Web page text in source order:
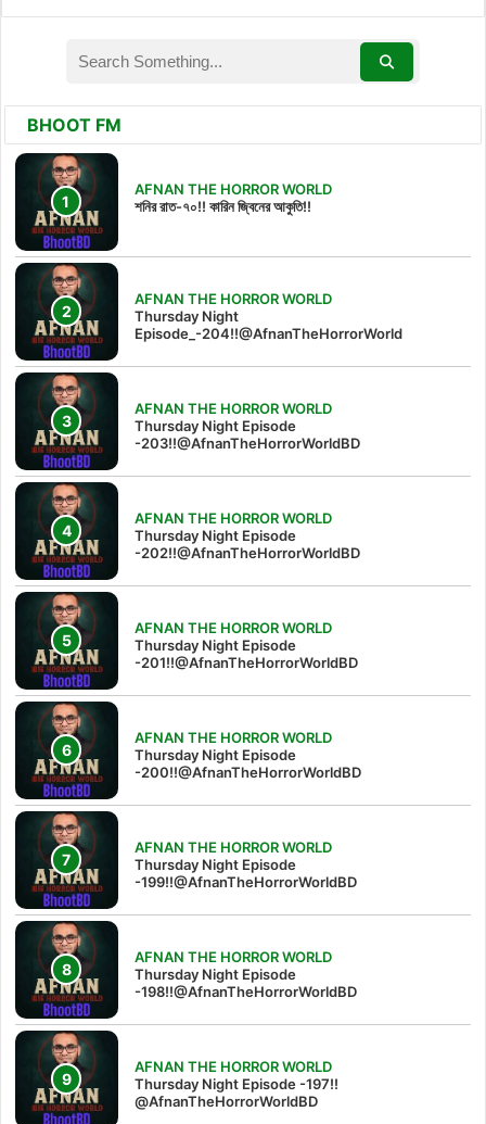
BHOOT FM
AFNAN THE HORROR WORLD
শনির রাত-৭০!! কারিন জ্বিনের আকুতি!!
AFNAN THE HORROR WORLD
Thursday Night
Episode_-204!!@AfnanTheHorrorWorld
AFNAN THE HORROR WORLD
Thursday Night Episode
-203!!@AfnanTheHorrorWorldBD
AFNAN THE HORROR WORLD
Thursday Night Episode
-202!!@AfnanTheHorrorWorldBD
AFNAN THE HORROR WORLD
Thursday Night Episode
-201!!@AfnanTheHorrorWorldBD
AFNAN THE HORROR WORLD
Thursday Night Episode
-200!!@AfnanTheHorrorWorldBD
AFNAN THE HORROR WORLD
Thursday Night Episode
-199!!@AfnanTheHorrorWorldBD
AFNAN THE HORROR WORLD
Thursday Night Episode
-198!!@AfnanTheHorrorWorldBD
AFNAN THE HORROR WORLD
Thursday Night Episode -197!!‪
@AfnanTheHorrorWorldBD‬